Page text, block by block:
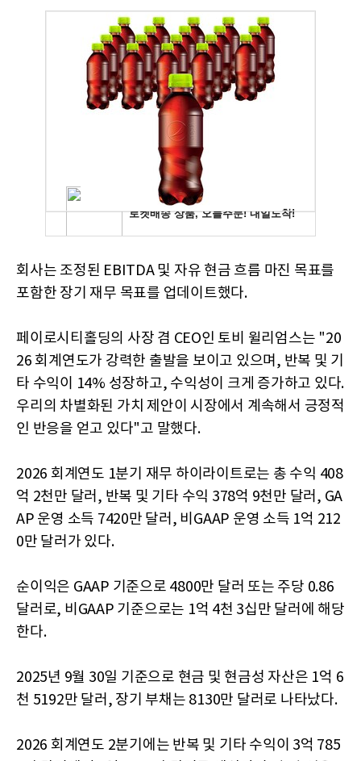
회사는 조정된 EBITDA 및 자유 현금 흐름 마진 목표를
포함한 장기 재무 목표를 업데이트했다.
페이로시티홀딩의 사장 겸 CEO인 토비 윌리엄스는 "20
26 회계연도가 강력한 출발을 보이고 있으며, 반복 및 기
타 수익이 14% 성장하고, 수익성이 크게 증가하고 있다.
우리의 차별화된 가치 제안이 시장에서 계속해서 긍정적
인 반응을 얻고 있다"고 말했다.
2026 회계연도 1분기 재무 하이라이트로는 총 수익 408
억 2천만 달러, 반복 및 기타 수익 378억 9천만 달러, GA
AP 운영 소득 7420만 달러, 비GAAP 운영 소득 1억 212
0만 달러가 있다.
순이익은 GAAP 기준으로 4800만 달러 또는 주당 0.86
달러로, 비GAAP 기준으로는 1억 4천 3십만 달러에 해당
한다.
2025년 9월 30일 기준으로 현금 및 현금성 자산은 1억 6
천 5192만 달러, 장기 부채는 8130만 달러로 나타났다.
2026 회계연도 2분기에는 반복 및 기타 수익이 3억 785